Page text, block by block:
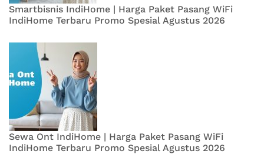
Smartbisnis IndiHome | Harga Paket Pasang WiFi
IndiHome Terbaru Promo Spesial Agustus 2026
Sewa Ont IndiHome | Harga Paket Pasang WiFi
IndiHome Terbaru Promo Spesial Agustus 2026